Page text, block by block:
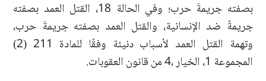
بصفته جريمةَ حرب؛ وفي الحالة 18، القتل العمد بصفته
جريمةً ضد الإنسانية، والقتل العمد بصفته جريمةَ حرب،
وتهمة القتل العمد لأسباب دنيئة وفقًا للمادة 211 (2)
المجموعة 1، الخيار ،4 من قانون العقوبات.